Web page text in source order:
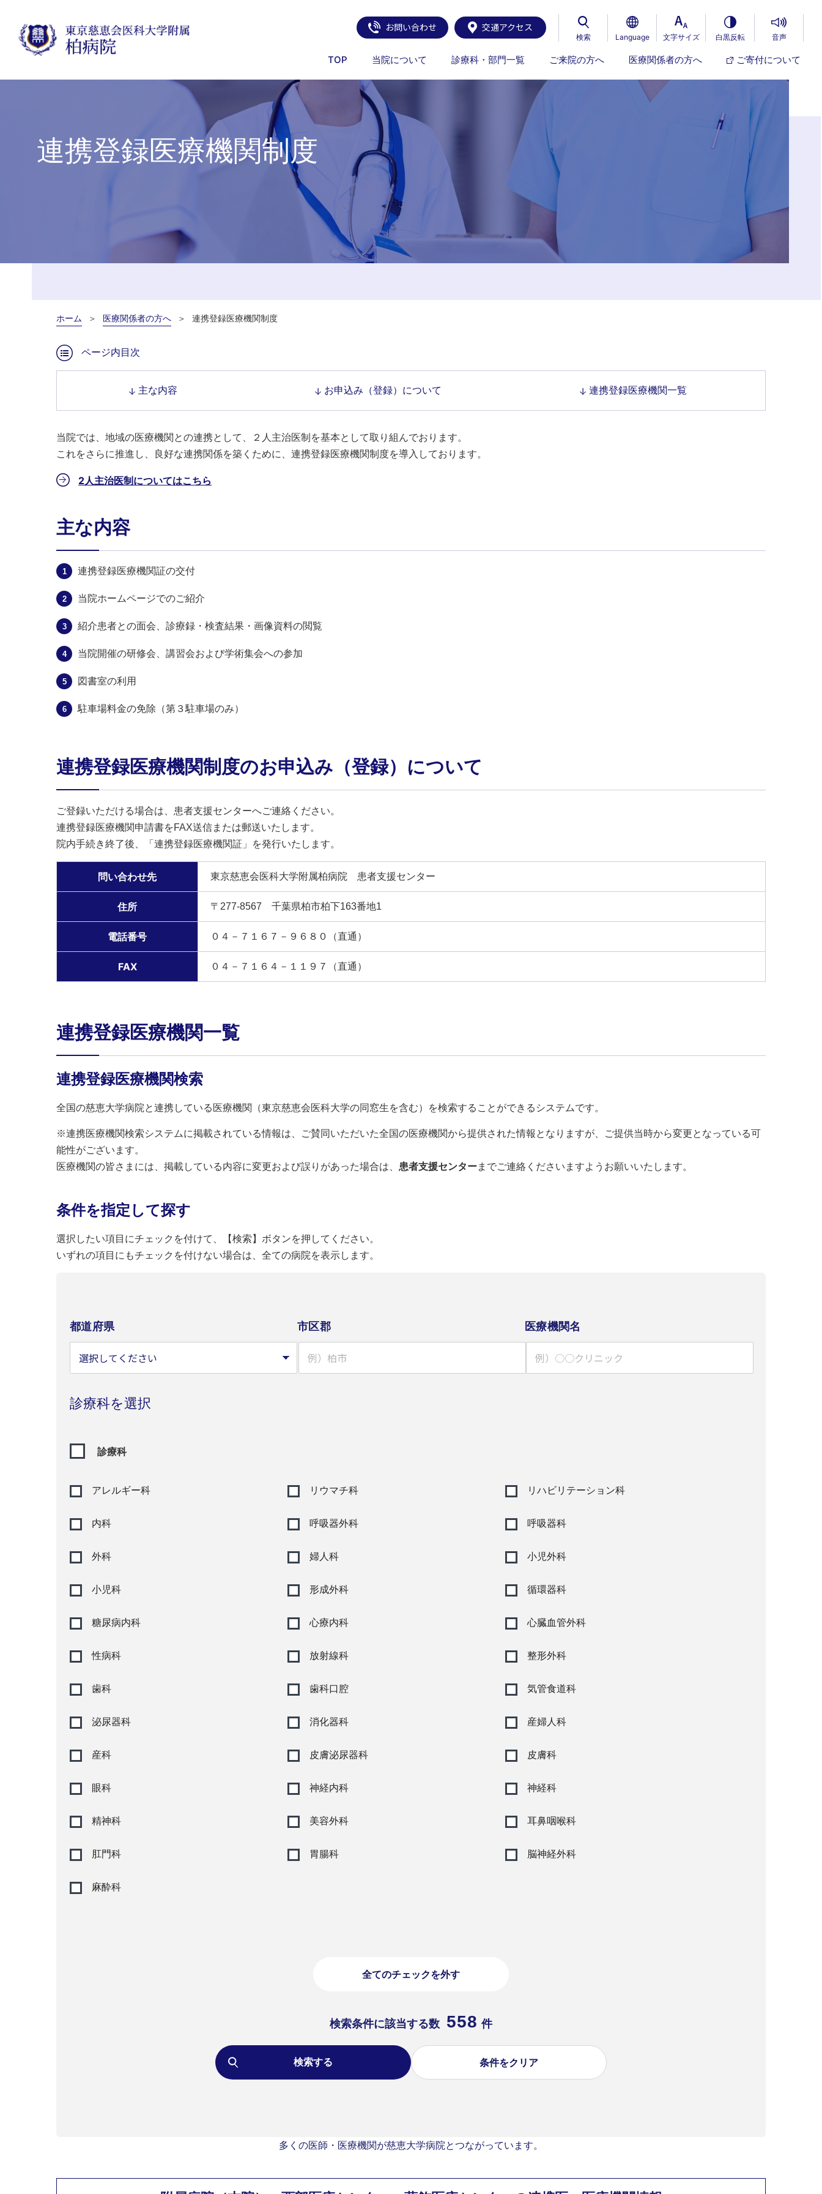
お問い合わせ 交通アクセス
検索 Language 文字サイズ 白黒反転 音声
TOP 当院について 診療科・部門一覧 ご来院の方へ 医療関係者の方へ ご寄付について
連携登録医療機関制度
ホーム 医療関係者の方へ 連携登録医療機関制度
ページ内目次
主な内容 お申込み（登録）について 連携登録医療機関一覧
当院では、地域の医療機関との連携として、２人主治医制を基本として取り組んでおります。
これをさらに推進し、良好な連携関係を築くために、連携登録医療機関制度を導入しております。
2人主治医制についてはこちら
主な内容
連携登録医療機関証の交付
当院ホームページでのご紹介
紹介患者との面会、診療録・検査結果・画像資料の閲覧
当院開催の研修会、講習会および学術集会への参加
図書室の利用
駐車場料金の免除（第３駐車場のみ）
連携登録医療機関制度のお申込み（登録）について
ご登録いただける場合は、患者支援センターへご連絡ください。
連携登録医療機関申請書をFAX送信または郵送いたします。
院内手続き終了後、「連携登録医療機関証」を発行いたします。
問い合わせ先 東京慈恵会医科大学附属柏病院 患者支援センター
住所 〒277-8567 千葉県柏市柏下163番地1
電話番号 ０４－７１６７－９６８０（直通）
FAX ０４－７１６４－１１９７（直通）
連携登録医療機関一覧
連携登録医療機関検索
全国の慈恵大学病院と連携している医療機関（東京慈恵会医科大学の同窓生を含む）を検索することができるシステムです。
※連携医療機関検索システムに掲載されている情報は、ご賛同いただいた全国の医療機関から提供された情報となりますが、ご提供当時から変更となっている可
能性がございます。
医療機関の皆さまには、掲載している内容に変更および誤りがあった場合は、 患者支援センターまでご連絡くださいますようお願いいたします。
条件を指定して探す
選択したい項目にチェックを付けて、【検索】ボタンを押してください。
いずれの項目にもチェックを付けない場合は、全ての病院を表示します。
都道府県 市区郡 医療機関名
診療科を選択
診療科
アレルギー科 リウマチ科 リハビリテーション科
内科 呼吸器外科 呼吸器科
外科 婦人科 小児外科
小児科 形成外科 循環器科
糖尿病内科 心療内科 心臓血管外科
性病科 放射線科 整形外科
歯科 歯科口腔 気管食道科
泌尿器科 消化器科 産婦人科
産科 皮膚泌尿器科 皮膚科
眼科 神経内科 神経科
精神科 美容外科 耳鼻咽喉科
肛門科 胃腸科 脳神経外科
麻酔科
全てのチェックを外す
検索条件に該当する数 558 件
検索する 条件をクリア
多くの医師・医療機関が慈恵大学病院とつながっています。